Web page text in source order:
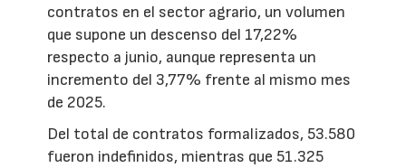
contratos en el sector agrario, un volumen
que supone un descenso del 17,22%
respecto a junio, aunque representa un
incremento del 3,77% frente al mismo mes
de 2025.
Del total de contratos formalizados, 53.580
fueron indefinidos, mientras que 51.325